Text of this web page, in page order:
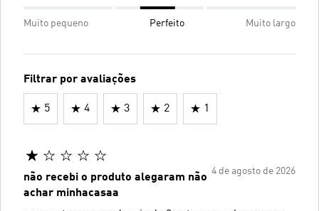
Muito pequeno Perfeito Muito largo
Filtrar por avaliações
5 4 3 2 1
4 de agosto de 2026
não recebi o produto alegaram não
achar minhacasaa